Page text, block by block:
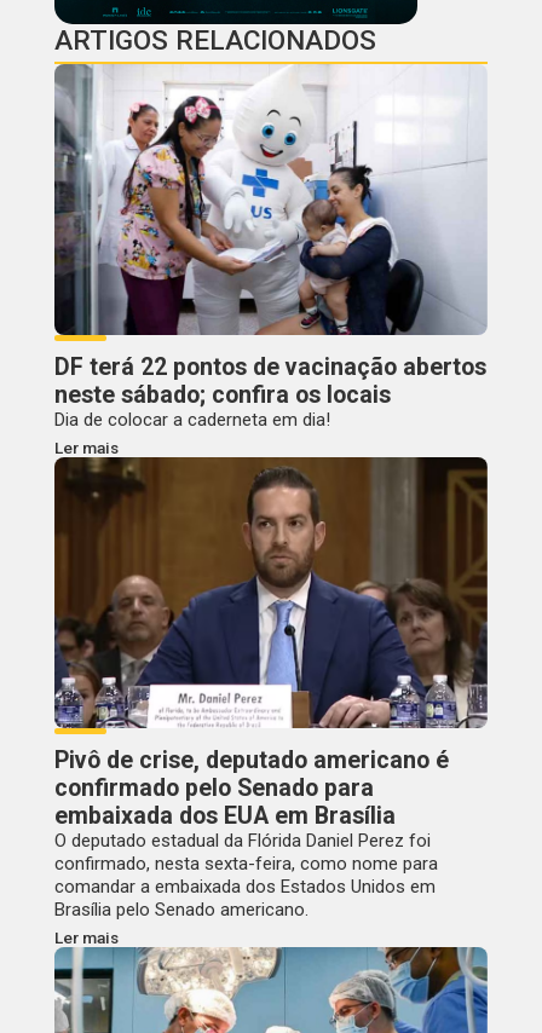
ARTIGOS RELACIONADOS
DF terá 22 pontos de vacinação abertos
neste sábado; confira os locais
Dia de colocar a caderneta em dia!
Ler mais
Pivô de crise, deputado americano é
confirmado pelo Senado para
embaixada dos EUA em Brasília
O deputado estadual da Flórida Daniel Perez foi
confirmado, nesta sexta-feira, como nome para
comandar a embaixada dos Estados Unidos em
Brasília pelo Senado americano.
Ler mais